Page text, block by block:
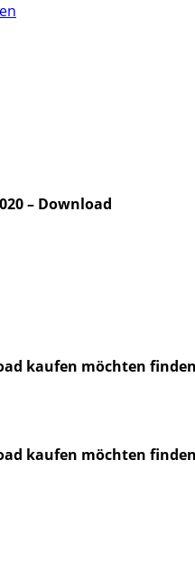
– Download
kaufen möchten
kaufen möchten